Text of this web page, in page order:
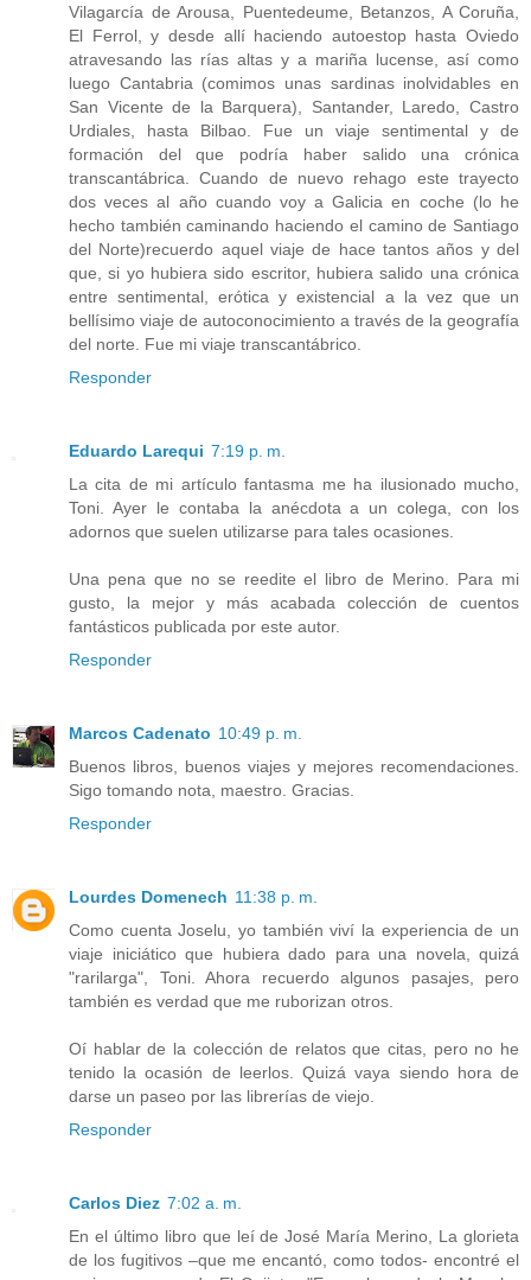
Vilagarcía de Arousa, Puentedeume, Betanzos, A Coruña,
El Ferrol, y desde allí haciendo autoestop hasta Oviedo
atravesando las rías altas y a mariña lucense, así como
luego Cantabria (comimos unas sardinas inolvidables en
San Vicente de la Barquera), Santander, Laredo, Castro
Urdiales, hasta Bilbao. Fue un viaje sentimental y de
formación del que podría haber salido una crónica
transcantábrica. Cuando de nuevo rehago este trayecto
dos veces al año cuando voy a Galicia en coche (lo he
hecho también caminando haciendo el camino de Santiago
del Norte)recuerdo aquel viaje de hace tantos años y del
que, si yo hubiera sido escritor, hubiera salido una crónica
entre sentimental, erótica y existencial a la vez que un
bellísimo viaje de autoconocimiento a través de la geografía
del norte. Fue mi viaje transcantábrico.
Responder
Eduardo Larequi 7:19 p. m.
La cita de mi artículo fantasma me ha ilusionado mucho,
Toni. Ayer le contaba la anécdota a un colega, con los
adornos que suelen utilizarse para tales ocasiones.
Una pena que no se reedite el libro de Merino. Para mi
gusto, la mejor y más acabada colección de cuentos
fantásticos publicada por este autor.
Responder
Marcos Cadenato 10:49 p. m.
Buenos libros, buenos viajes y mejores recomendaciones.
Sigo tomando nota, maestro. Gracias.
Responder
Lourdes Domenech 11:38 p. m.
Como cuenta Joselu, yo también viví la experiencia de un
viaje iniciático que hubiera dado para una novela, quizá
"rarilarga", Toni. Ahora recuerdo algunos pasajes, pero
también es verdad que me ruborizan otros.
Oí hablar de la colección de relatos que citas, pero no he
tenido la ocasión de leerlos. Quizá vaya siendo hora de
darse un paseo por las librerías de viejo.
Responder
Carlos Diez 7:02 a. m.
En el último libro que leí de José María Merino, La glorieta
de los fugitivos –que me encantó, como todos- encontré el